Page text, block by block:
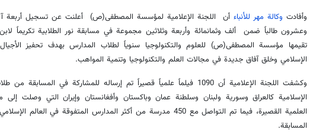
وأفادت وكالة مهر للأنباءأن اللجنة الإعلامية لمؤسسة المصطفى(ص) أعلنت عن تسجيل أربعة
وعشرون طالباً ضمن ألف وثمانمائة وأربعة وثلاثين مجموعة في مسابقة نور الطلابية تكريماً لابن
تقيمها مؤسسة المصطفى(ص) للعلوم والتكنولوجيا سنوياً لطلاب المدارس بهدف تحفيز
الإسلامي وخلق آفاق جديدة في مجالات العلم والتكنولوجيا وتنمية المواهب.
وكشفت اللجنة الإعلامية أن 1090 فيلماً علمياً قصيراً تم إرساله للمشاركة في
الإسلامية كالعراق وسوریة ولبنان وسلطنة عمان وباكستان وأفغانستان وإيران التي وصلت إلى
العلمية القصيرة، فيما تم التواصل مع 450 مدرسة من أكثر المدارس المتفوقة في
المسابقة.